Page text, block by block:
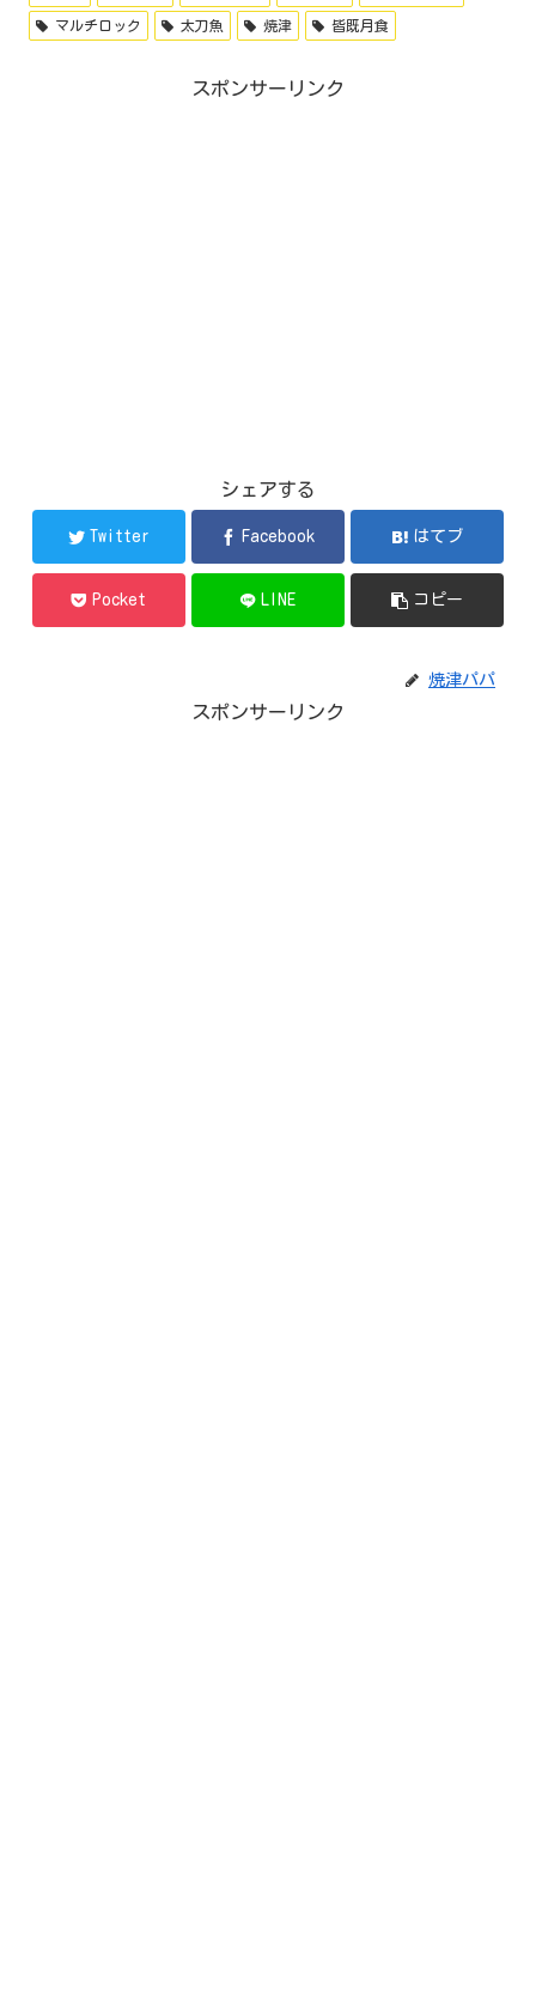
マルチロック 太刀魚 焼津 皆既月食
スポンサーリンク
シェアする
Twitter Facebook はてブ
Pocket LINE コピー
焼津パパ
スポンサーリンク